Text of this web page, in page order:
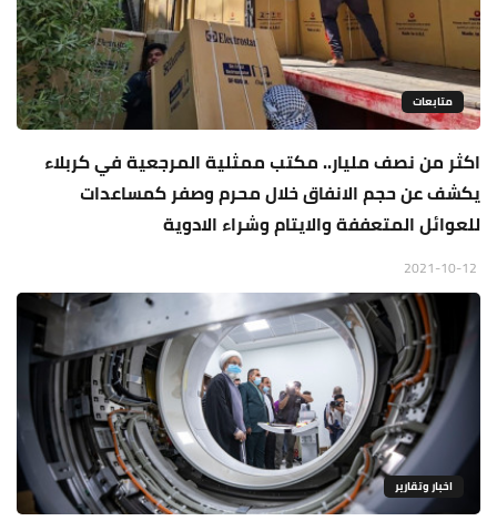
متابعات
اكثر من نصف مليار.. مكتب ممثلية المرجعية في كربلاء
يكشف عن حجم الانفاق خلال محرم وصفر كمساعدات
للعوائل المتعففة والايتام وشراء الادوية
اخبار وتقارير